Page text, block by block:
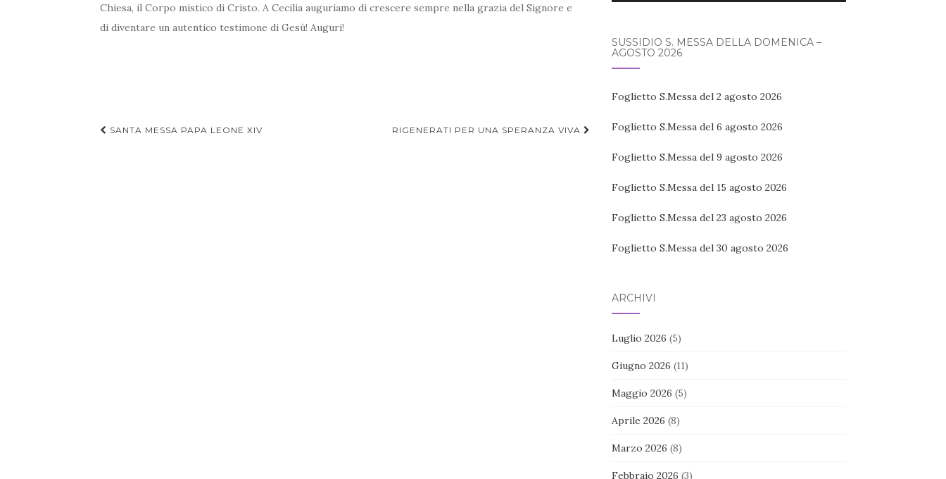
Chiesa, il Corpo mistico di Cristo. A Cecilia auguriamo di crescere sempre nella grazia del Signore e
di diventare un autentico testimone di Gesù! Auguri!
Navigazione
SANTA MESSA PAPA LEONE XIV RIGENERATI PER UNA SPERANZA VIVA
SUSSIDIO S. MESSA DELLA DOMENICA –
AGOSTO 2026
Foglietto S.Messa del 2 agosto 2026
Foglietto S.Messa del 6 agosto 2026
Foglietto S.Messa del 9 agosto 2026
Foglietto S.Messa del 15 agosto 2026
Foglietto S.Messa del 23 agosto 2026
Foglietto S.Messa del 30 agosto 2026
ARCHIVI
Luglio 2026 (5)
Giugno 2026 (11)
Maggio 2026 (5)
Aprile 2026 (8)
Marzo 2026 (8)
Febbraio 2026 (3)